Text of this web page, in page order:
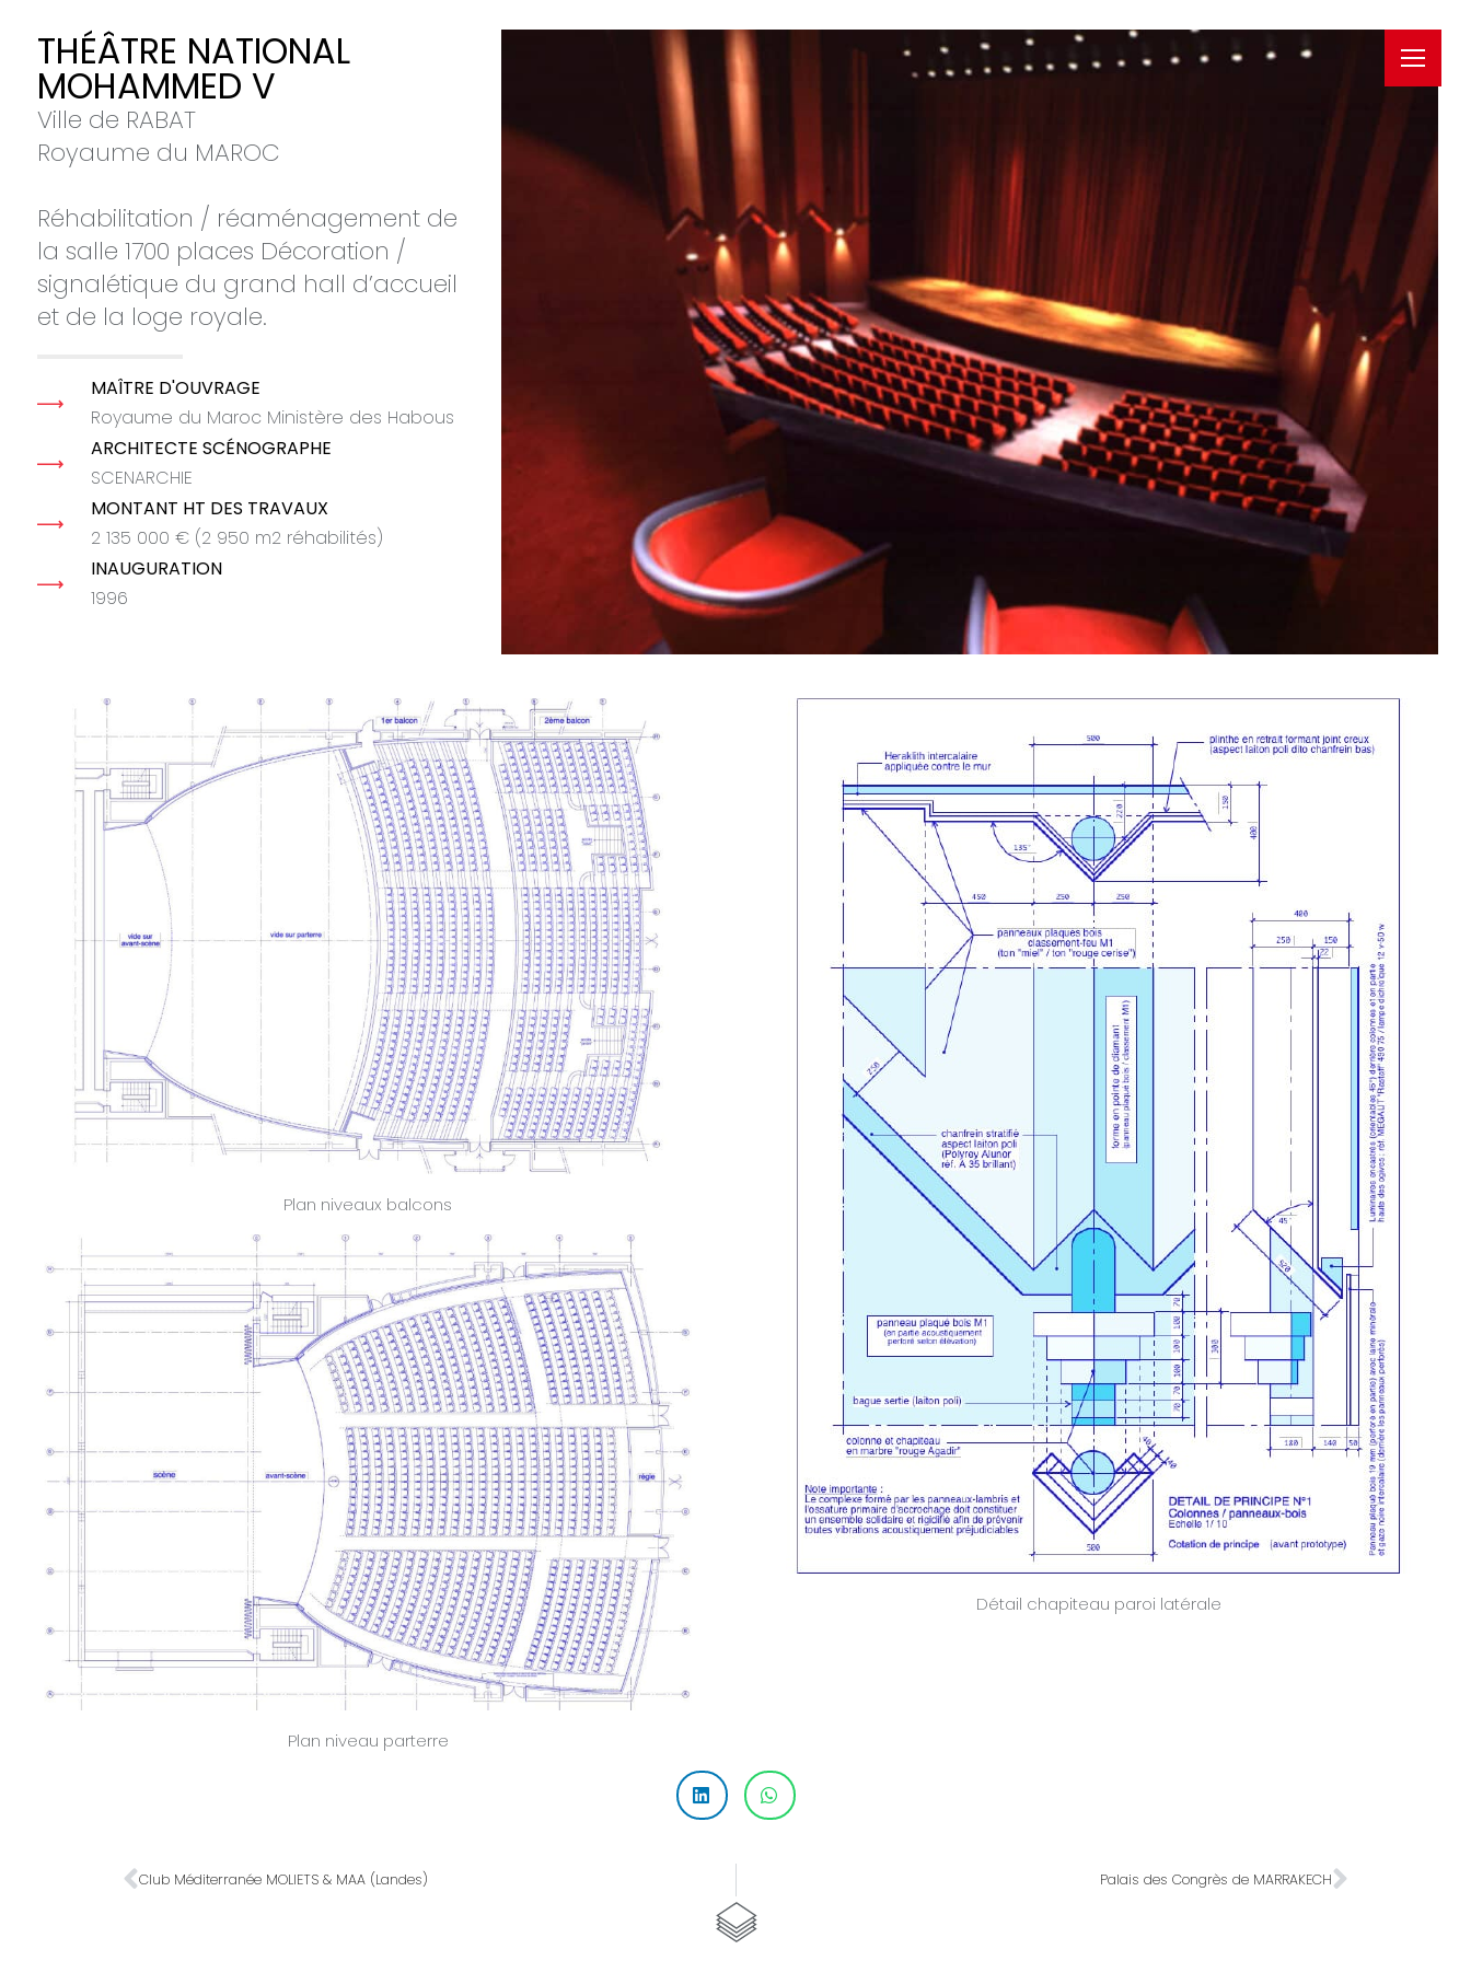
THÉÂTRE NATIONAL
MOHAMMED V
Ville de RABAT
Royaume du MAROC
Réhabilitation / réaménagement de
la salle 1700 places Décoration /
signalétique du grand hall d’accueil
et de la loge royale.
MAÎTRE D'OUVRAGE
Royaume du Maroc Ministère des Habous
ARCHITECTE SCÉNOGRAPHE
SCENARCHIE
MONTANT HT DES TRAVAUX
2 135 000 € (2 950 m2 réhabilités)
INAUGURATION
1996
Plan niveaux balcons
Plan niveau parterre
Détail chapiteau paroi latérale
Club Méditerranée MOLIETS & MAA (Landes) Palais des Congrès de MARRAKECH